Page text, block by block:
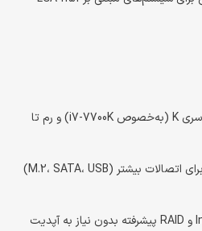
اورکلاک کامل و پایدار پردازنده سری K (به‌خصوص i7-7700K) و رم تا
۲۴ خط PCIe 3.0 از چیپ‌ست برای اتصالات بیشتر (M.2، SATA، USB)
پشتیبانی بومی از Intel Optane و RAID پیشرفته بدون نیاز به آپدیت